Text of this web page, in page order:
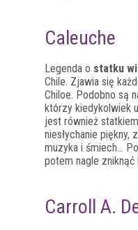
Caleuche
Legenda o statku
Chile. Zjawia się
Chiloe. Podobno są
którzy kiedykolwiek
jest również
niesłychanie
muzyka i śmiech…
potem nagle
Carroll A.